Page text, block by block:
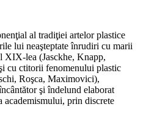
al tradiţiei artelor plastice
lui neaşteptate înrudiri cu marii
XIX-lea (Jasckhe, Knapp,
cu ctitorii fenomenului plastic
Roşca, Maximovici),
şi îndelund elaborat
academismului, prin discrete